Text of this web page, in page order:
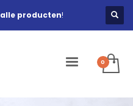
alle producten!